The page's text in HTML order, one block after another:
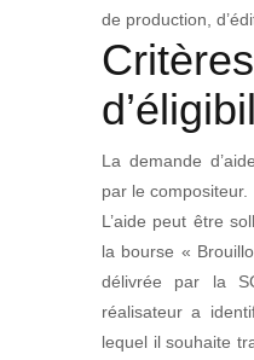
de production,
Critères
La demande
par le compositeur.
L’aide peut être
la bourse «
délivrée par la
réalisateur a
lequel il souhaite